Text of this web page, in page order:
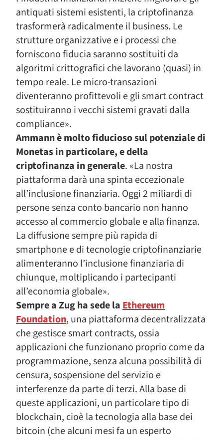
antiquati sistemi esistenti, la criptofinanza
trasformerà radicalmente il business. Le
strutture organizzative e i processi che
forniscono fiducia saranno sostituiti da
algoritmi crittografici che lavorano (quasi) in
tempo reale. Le micro-transazioni
diventeranno profittevoli e gli smart contract
sostituiranno i vecchi sistemi gravati dalla
compliance».
Ammann è molto fiducioso sul potenziale di
Monetas in particolare, e della
criptofinanza in generale. «La nostra
piattaforma darà una spinta eccezionale
all’inclusione finanziaria. Oggi 2 miliardi di
persone senza conto bancario non hanno
accesso al commercio globale e alla finanza.
La diffusione sempre più rapida di
smartphone e di tecnologie criptofinanziarie
alimenteranno l’inclusione finanziaria di
chiunque, moltiplicando i partecipanti
all’economia globale».
Sempre a Zug ha sede laEthereum
Foundation, una piattaforma decentralizzata
che gestisce smart contracts, ossia
applicazioni che funzionano proprio come da
programmazione, senza alcuna possibilità di
censura, sospensione del servizio e
interferenze da parte di terzi. Alla base di
queste applicazioni, un particolare tipo di
blockchain, cioè la tecnologia alla base dei
bitcoin (che alcuni mesi fa un esperto